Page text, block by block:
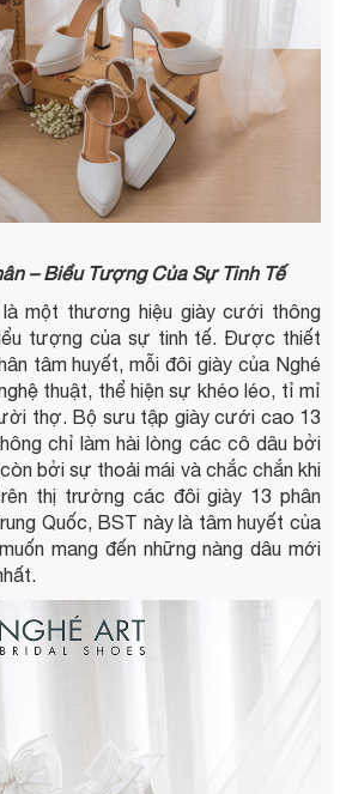
– Biểu Tượng Của Sự Tinh Tế
một thương hiệu giày cưới thông
tượng của sự tinh tế. Được thiết
tâm huyết, mỗi đôi giày của Nghé
thuật, thể hiện sự khéo léo, tỉ mỉ
thợ. Bộ sưu tập giày cưới cao 13
chỉ làm hài lòng các cô dâu bởi
bởi sự thoải mái và chắc chắn khi
thị trường các đôi giày 13 phân
Quốc, BST này là tâm huyết của
mang đến những nàng dâu mới